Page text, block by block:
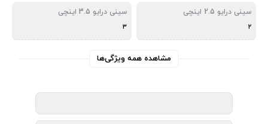
سینی درایو 2.5 اینچی
2
سینی درایو 3.5 اینچی
3
مشاهده همه ویژگی‌ها